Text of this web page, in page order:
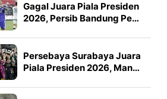
Gagal Juara Piala Presiden
2026, Persib Bandung Pe…
Persebaya Surabaya Juara
Piala Presiden 2026, Man…